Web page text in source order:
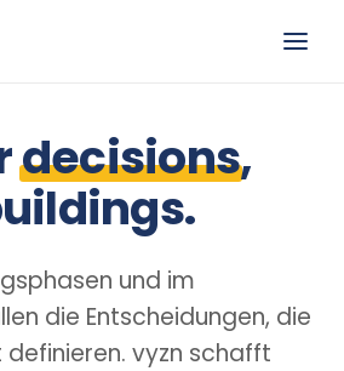
decisions,
und im
die Entscheidungen, die
definieren. vyzn schafft